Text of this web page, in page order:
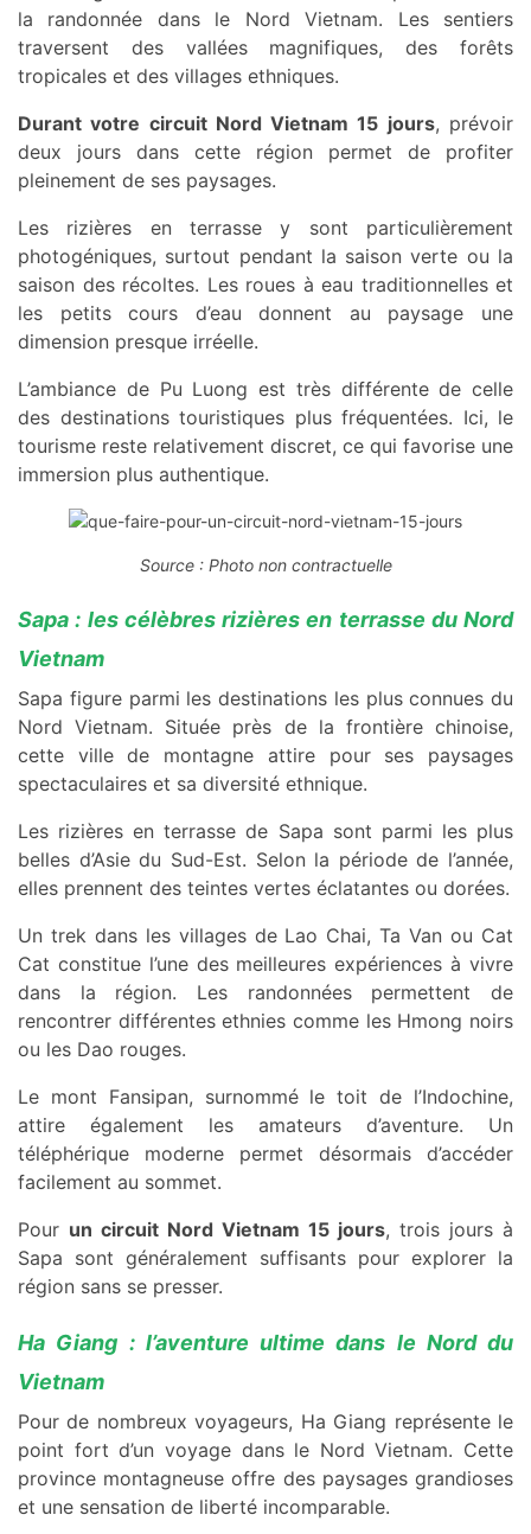
la randonnée dans le Nord Vietnam. Les sentiers
traversent des vallées magnifiques, des forêts
tropicales et des villages ethniques.
Durant votre circuit Nord Vietnam 15 jours, prévoir
deux jours dans cette région permet de profiter
pleinement de ses paysages.
Les rizières en terrasse y sont particulièrement
photogéniques, surtout pendant la saison verte ou la
saison des récoltes. Les roues à eau traditionnelles et
les petits cours d’eau donnent au paysage une
dimension presque irréelle.
L’ambiance de Pu Luong est très différente de celle
des destinations touristiques plus fréquentées. Ici, le
tourisme reste relativement discret, ce qui favorise une
immersion plus authentique.
Source : Photo non contractuelle
Sapa : les célèbres rizières en terrasse du Nord
Vietnam
Sapa figure parmi les destinations les plus connues du
Nord Vietnam. Située près de la frontière chinoise,
cette ville de montagne attire pour ses paysages
spectaculaires et sa diversité ethnique.
Les rizières en terrasse de Sapa sont parmi les plus
belles d’Asie du Sud-Est. Selon la période de l’année,
elles prennent des teintes vertes éclatantes ou dorées.
Un trek dans les villages de Lao Chai, Ta Van ou Cat
Cat constitue l’une des meilleures expériences à vivre
dans la région. Les randonnées permettent de
rencontrer différentes ethnies comme les Hmong noirs
ou les Dao rouges.
Le mont Fansipan, surnommé le toit de l’Indochine,
attire également les amateurs d’aventure. Un
téléphérique moderne permet désormais d’accéder
facilement au sommet.
Pour un circuit Nord Vietnam 15 jours, trois jours à
Sapa sont généralement suffisants pour explorer la
région sans se presser.
Ha Giang : l’aventure ultime dans le Nord du
Vietnam
Pour de nombreux voyageurs, Ha Giang représente le
point fort d’un voyage dans le Nord Vietnam. Cette
province montagneuse offre des paysages grandioses
et une sensation de liberté incomparable.